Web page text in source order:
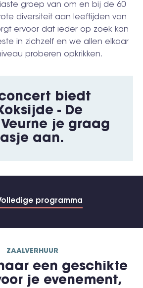
groep van om en bij de 60
diversiteit aan leeftijden van
ervoor dat ieder op zoek kan
in zichzelf en we allen elkaar
proberen opkrikken.
biedt
- De
Veurne je graag
aan.
programma
ZAALVERHUUR
een geschikte
je evenement,